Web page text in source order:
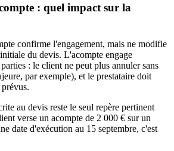
: quel impact sur la
confirme l'engagement, mais ne modifie
du devis. L'acompte engage
: le client ne peut plus annuler sans
par exemple), et le prestataire doit
au devis reste le seul repère pertinent
verse un acompte de 2 000 € sur un
date d'exécution au 15 septembre, c'est